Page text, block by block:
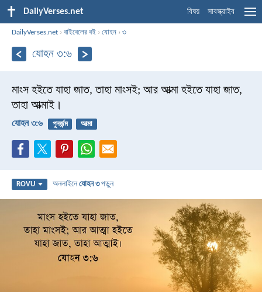
DailyVerses.net বিষয় সাবস্ক্রাইব
DailyVerses.net ›বাইবেলের বই ›যোহন ›৩
যোহন ৩:৬
মাংস হইতে যাহা জাত, তাহা মাংসই; আর আত্মা হইতে যাহা জাত,
তাহা আত্মাই।
যোহন ৩:৬ পুনর্জন্ম আত্মা
ROVU অনলাইনেযোহন ৩পড়ুন